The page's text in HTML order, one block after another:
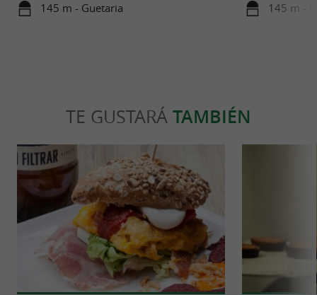
145 m - Guetaria 145 m -
TE GUSTARÁ TAMBIÉN